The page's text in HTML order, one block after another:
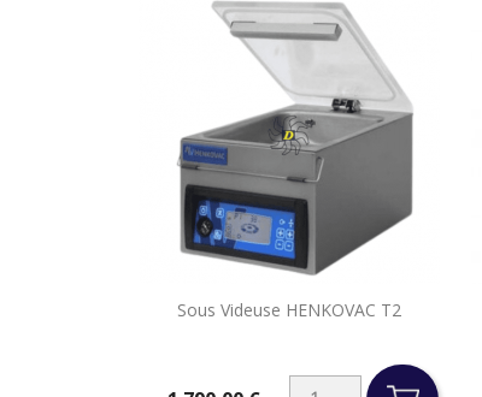
Sous Videuse HENKOVAC T2
Aperçu rapide